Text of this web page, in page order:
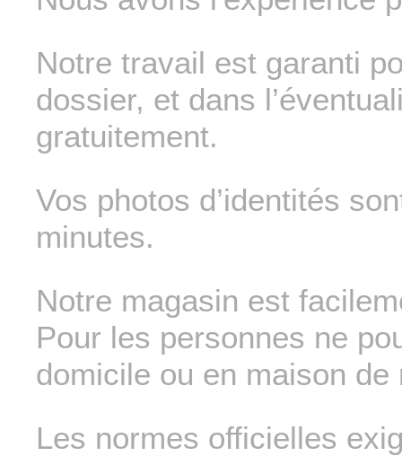
Notre travail est garanti
dossier, et dans
gratuitement.
Vos photos d’identités
minutes.
Notre magasin est
Pour les personnes ne
domicile ou en maison
Les normes officielles